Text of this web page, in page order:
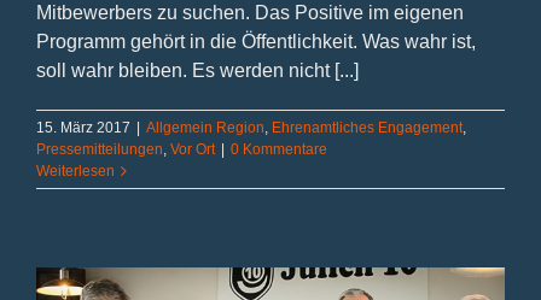
Mitbewerbers zu suchen. Das Positive im eigenen
Programm gehört in die Öffentlichkeit. Was wahr ist,
soll wahr bleiben. Es werden nicht [...]
15. März 2017 Allgemein Region, Ehrenamtliches Engagement,
Pressemitteilungen, Vor Ort
0 Kommentare
Weiterlesen